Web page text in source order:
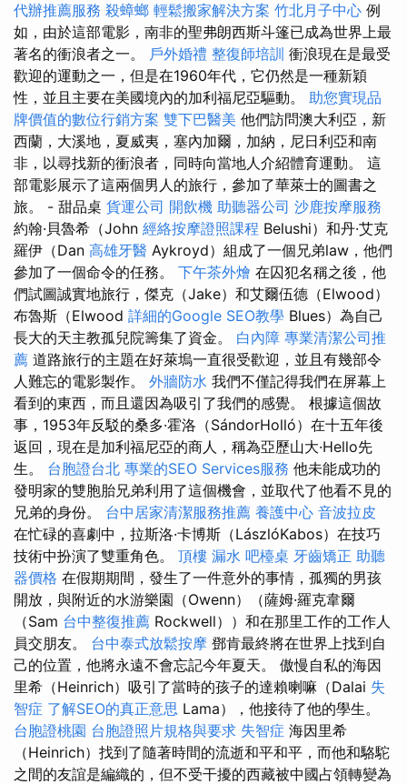
代辦推薦服務 殺蟑螂 輕鬆搬家解決方案 竹北月子中心 例
如，由於這部電影，南非的聖弗朗西斯斗篷已成為世界上最
著名的衝浪者之一。 戶外婚禮 整復師培訓 衝浪現在是最受
歡迎的運動之一，但是在1960年代，它仍然是一種新穎
性，並且主要在美國境內的加利福尼亞驅動。 助您實現品
牌價值的數位行銷方案 雙下巴醫美 他們訪問澳大利亞，新
西蘭，大溪地，夏威夷，塞內加爾，加納，尼日利亞和南
非，以尋找新的衝浪者，同時向當地人介紹體育運動。 這
部電影展示了這兩個男人的旅行，參加了華萊士的圖書之
旅。 - 甜品桌 貨運公司 開飲機 助聽器公司 沙鹿按摩服務
約翰·貝魯希（John 經絡按摩證照課程 Belushi）和丹·艾克
羅伊（Dan 高雄牙醫 Aykroyd）組成了一個兄弟law，他們
參加了一個命令的任務。 下午茶外燴 在囚犯名稱之後，他
們試圖誠實地旅行，傑克（Jake）和艾爾伍德（Elwood）
布魯斯（Elwood 詳細的Google SEO教學 Blues）為自己
長大的天主教孤兒院籌集了資金。 白內障 專業清潔公司推
薦 道路旅行的主題在好萊塢一直很受歡迎，並且有幾部令
人難忘的電影製作。 外牆防水 我們不僅記得我們在屏幕上
看到的東西，而且還因為吸引了我們的感覺。 根據這個故
事，1953年反駁的桑多·霍洛（SándorHolló）在十五年後
返回，現在是加利福尼亞的商人，稱為亞歷山大·Hello先
生。 台胞證台北 專業的SEO Services服務 他未能成功的
發明家的雙胞胎兄弟利用了這個機會，並取代了他看不見的
兄弟的身份。 台中居家清潔服務推薦 養護中心 音波拉皮
在忙碌的喜劇中，拉斯洛·卡博斯（LászlóKabos）在技巧
技術中扮演了雙重角色。 頂樓 漏水 吧檯桌 牙齒矯正 助聽
器價格 在假期期間，發生了一件意外的事情，孤獨的男孩
開放，與附近的水游樂園（Owenn）（薩姆·羅克韋爾
（Sam 台中整復推薦 Rockwell））和在那里工作的工作人
員交朋友。 台中泰式放鬆按摩 鄧肯最終將在世界上找到自
己的位置，他將永遠不會忘記今年夏天。 傲慢自私的海因
里希（Heinrich）吸引了當時的孩子的達賴喇嘛（Dalai 失
智症 了解SEO的真正意思 Lama），他接待了他的學生。
台胞證桃園 台胞證照片規格與要求 失智症 海因里希
（Heinrich）找到了隨著時間的流逝和平和平，而他和駱駝
之間的友誼是編織的，但不受干擾的西藏被中國占領轉變為